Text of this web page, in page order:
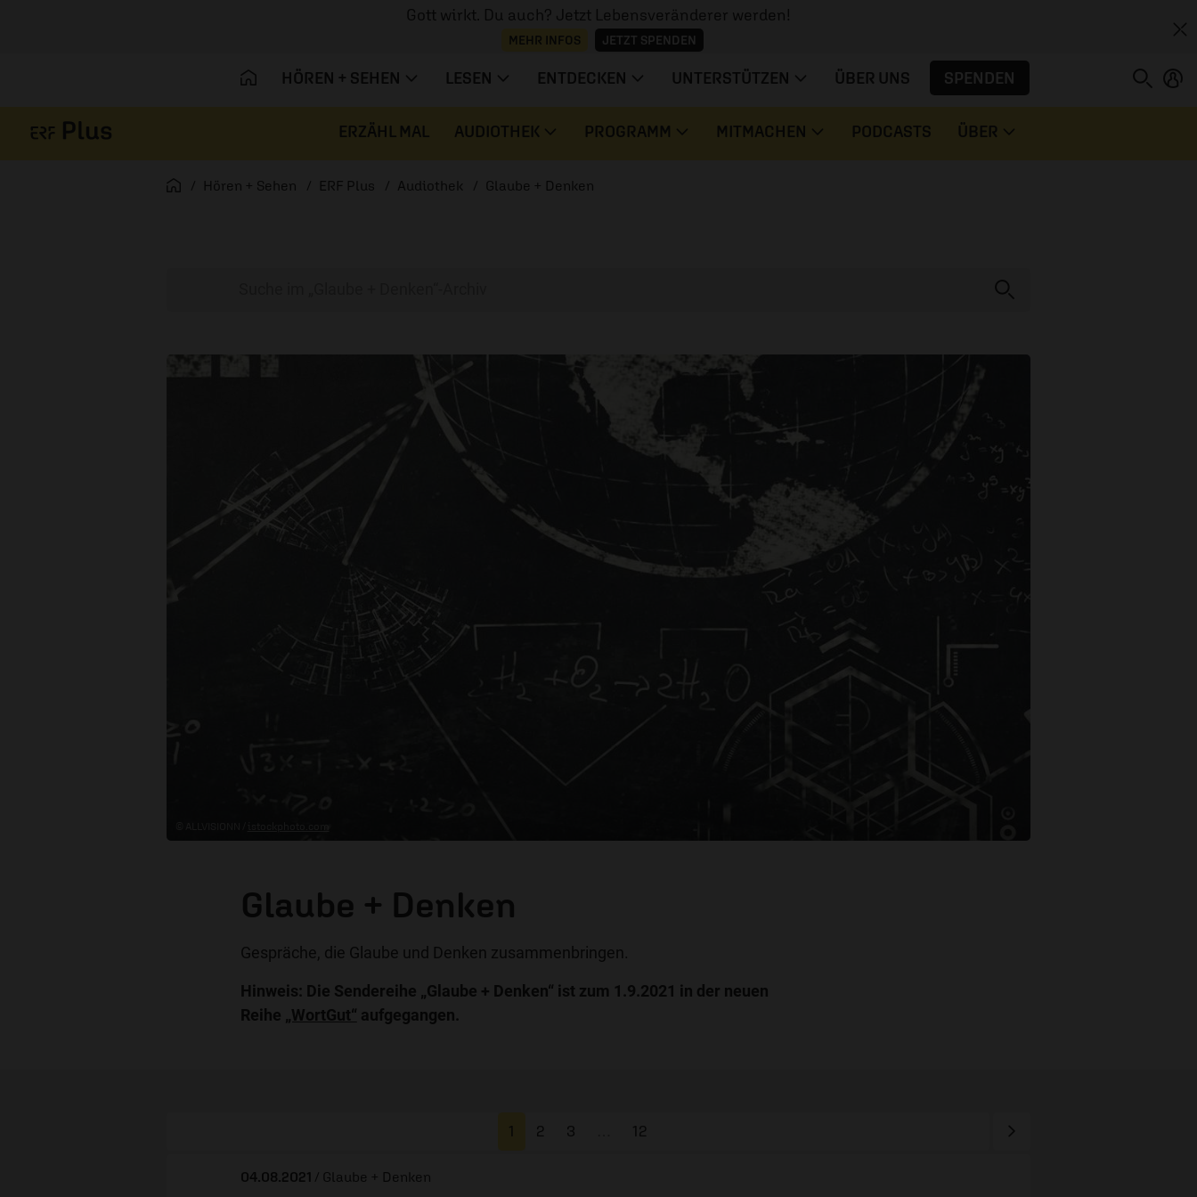
Gott wirkt. Du auch? Jetzt Lebensveränderer werden!
MEHR INFOS JETZT SPENDEN
HÖREN + SEHEN LESEN ENTDECKEN UNTERSTÜTZEN ÜBER UNS SPENDEN
ERZÄHL MAL AUDIOTHEK PROGRAMM MITMACHEN PODCASTS ÜBER
Startseite
Hören + Sehen ERF Plus Audiothek Glaube + Denken
Glaube + Denken
Gespräche, die Glaube und Denken zusammenbringen.
Hinweis: Die Sendereihe „Glaube + Denken“ ist zum 1.9.2021 in der neuen
Reihe „WortGut“ aufgegangen.
1 2 3 12
04.08.2021 / Glaube + Denken